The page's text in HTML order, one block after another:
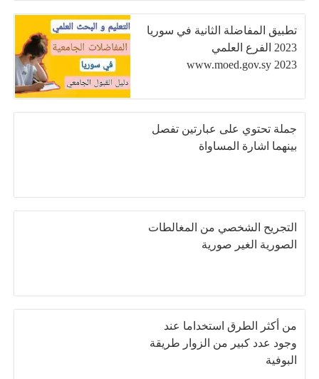
تطبيق المفاضلة الثانية في سوريا
2023 الفرع العلمي
www.moed.gov.sy 2023
جملة تحتوي على عبارتين تفصل
بينهما اشارة المساواة
التجريح الشخصي من المغالطات
الصورية الغير صورية
من أكثر الطرق استخداما عند
وجود عدد كبير من الزوار طريقة
البوفية